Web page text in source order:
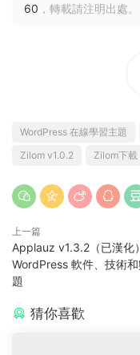
60 ，轉載請注明出處。
WordPress 在線學習主題
Zilom v1.0.2
Zilom下載
上一篇
Applauz v1.3.2（已漢化
WordPress 軟件、技術
題
猜你喜歡